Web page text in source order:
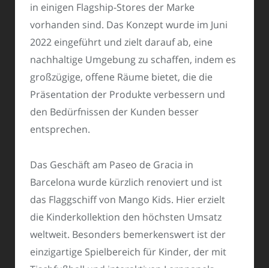
in einigen Flagship-Stores der Marke
vorhanden sind. Das Konzept wurde im Juni
2022 eingeführt und zielt darauf ab, eine
nachhaltige Umgebung zu schaffen, indem es
großzügige, offene Räume bietet, die die
Präsentation der Produkte verbessern und
den Bedürfnissen der Kunden besser
entsprechen.
Das Geschäft am Paseo de Gracia in
Barcelona wurde kürzlich renoviert und ist
das Flaggschiff von Mango Kids. Hier erzielt
die Kinderkollektion den höchsten Umsatz
weltweit. Besonders bemerkenswert ist der
einzigartige Spielbereich für Kinder, der mit